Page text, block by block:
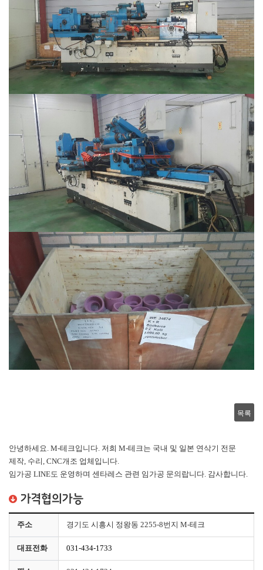
목록
안녕하세요. M-테크입니다. 저희 M-테크는 국내 및 일본 연삭기 전문
제작, 수리, CNC개조 업체입니다.
임가공 LINE도 운영하며 센타레스 관련 임가공 문의랍니다. 감사합니다.
가격협의가능
주소 경기도 시흥시 정왕동 2255-8번지 M-테크
대표전화 031-434-1733